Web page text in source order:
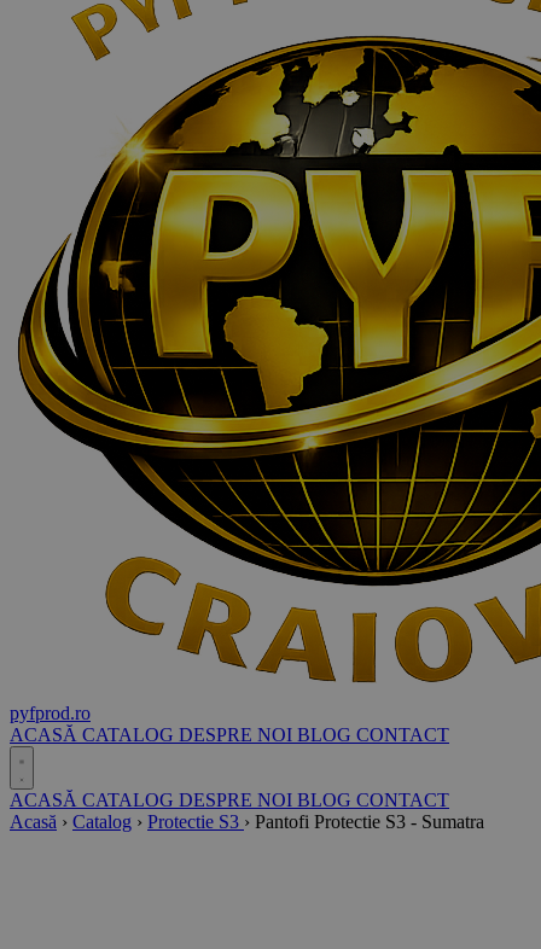
pyfprod.ro
ACASĂ CATALOG DESPRE NOI BLOG CONTACT
ACASĂ CATALOG DESPRE NOI BLOG CONTACT
Acasă › Catalog › Protectie S3 › Pantofi Protectie S3 - Sumatra